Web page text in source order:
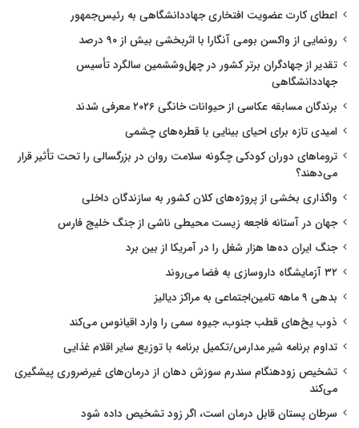
اعطای کارت عضویت افتخاری جهاددانشگاهی به رئیس‌جمهور
رونمایی از واکسن بومی آنگارا با اثربخشی بیش از ۹۰ درصد
تقدیر از جهادگران برتر کشور در چهل‌وششمین سالگرد تأسیس
جهاددانشگاهی
برندگان مسابقه عکاسی از حیوانات خانگی ۲۰۲۶ معرفی شدند
امیدی تازه برای احیای بینایی با قطره‌های چشمی
تروماهای دوران کودکی چگونه سلامت روان در بزرگسالی را تحت تأثیر قرار
می‌دهند؟
واگذاری بخشی از پروژه‌های کلان کشور به سازندگان داخلی
جهان در آستانه فاجعه زیست محیطی ناشی از جنگ خلیج فارس
جنگ ایران ده‌ها هزار شغل را در آمریکا از بین برد
۳۲ آزمایشگاه داروسازی به فضا می‌روند
بدهی ۹ ماهه تامین‌اجتماعی به مراکز دیالیز
ذوب یخ‌های قطب جنوب، جیوه سمی را وارد اقیانوس می‌کند
تداوم برنامه شیر مدارس/تکمیل برنامه با توزیع سایر اقلام غذایی
تشخیص زودهنگام سندرم سوزش دهان از درمان‌های غیرضروری پیشگیری
می‌کند
سرطان پستان قابل درمان است، اگر زود تشخیص داده شود